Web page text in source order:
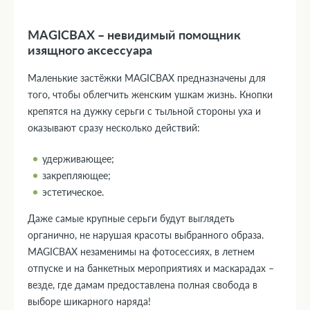
MAGICBAX – невидимый помощник
изящного аксессуара
Маленькие застёжки MAGICBAX предназначены для
того, чтобы облегчить женским ушкам жизнь. Кнопки
крепятся на дужку серьги с тыльной стороны уха и
оказывают сразу несколько действий:
удерживающее;
закрепляющее;
эстетическое.
Даже самые крупные серьги будут выглядеть
органично, не нарушая красоты выбранного образа.
MAGICBAX незаменимы на фотосессиях, в летнем
отпуске и на банкетных мероприятиях и маскарадах –
везде, где дамам предоставлена полная свобода в
выборе шикарного наряда!